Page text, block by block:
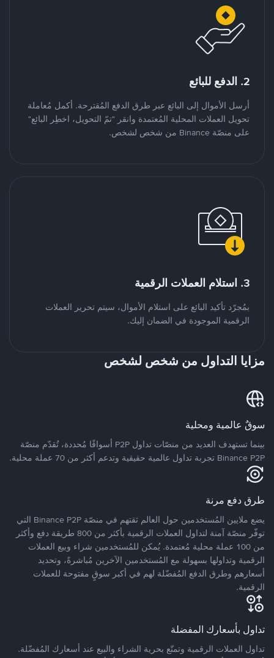
2. الدفع للبائع
أرسل الأموال إلى البائع عبر طرق الدفع المُقترحة. أكمل مُعاملة
تحويل العملات المحلية المُعتمدة وانقر "تمّ التحويل، اخطِر البائع"
على منصّة Binance من شخص لشخص.
3. استلام العملات الرقمية
بمُجرّد تأكيد البائع على استلام الأموال، سيتم تحرير العملات
الرقمية الموجودة في الضمان إليك.
مزايا التداول من شخص لشخص
سوقٌ عالمية ومحلية
بينما تستهدف العديد من منصّات تداول P2P أسواقًا مُحددة، تُقدّم منصّة
Binance P2P تجربة تداول عالمية حقيقية وتدعم أكثر من 70 عملة محلية.
طرق دفع مرنة
يضع ملايين المُستخدمين حول العالم ثقتهم في منصّة Binance P2P التي
توفّر منصّة آمنة لتداول العملات الرقمية بأكثر من 800 طريقة دفع وأكثر
من 100 عملة محلية مُعتمدة. يُمكن للمُستخدمين شراء وبيع العملات
الرقمية وتداولها بسهولة مع المُستخدمين الآخرين مُباشرةً، وتحديد
أسعارهم وطرق الدفع المُفضّلة لهم في أكبر سوقٍ مفتوحة للعملات
الرقمية.
تداول بأسعارك المفضلة
تداول العملات الرقمية وتمتّع بحرية الشراء والبيع عند أسعارك المُفضّلة.